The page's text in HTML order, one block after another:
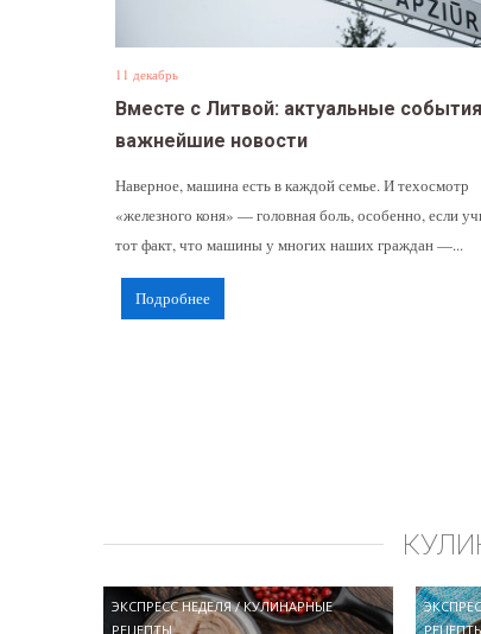
11 декабрь
Вместе с Литвой: актуальные
важнейшие новости
Наверное, машина есть в каждой семье. И техосмотр
«железного коня» — головная боль, особенно, если
тот факт, что машины у многих наших граждан —...
Подробнее
ЭКСПРЕСС НЕДЕЛЯ/КУЛИНАРНЫЕ
РЕЦЕПТЫ